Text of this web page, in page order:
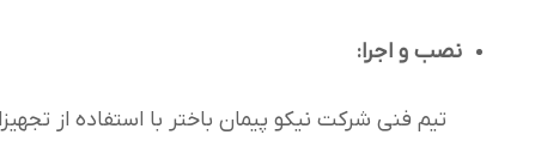
نصب و اجرا:
تیم فنی شرکت نیکو پیمان باختر با استفاده از